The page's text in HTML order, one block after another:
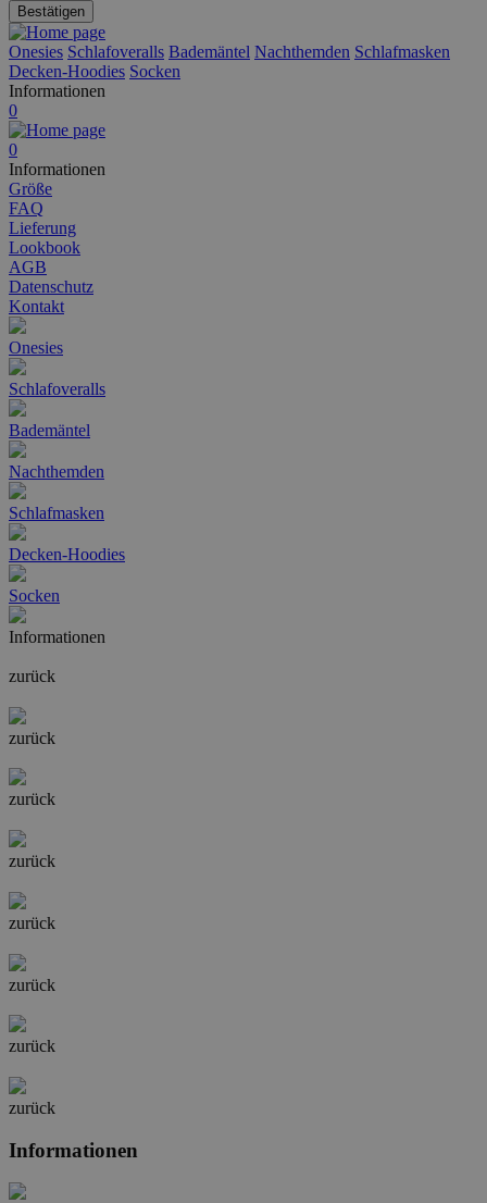
Bestätigen
Onesies Schlafoveralls Bademäntel Nachthemden Schlafmasken
Decken-Hoodies Socken
Informationen
0
0
Informationen
Größe
FAQ
Lieferung
Lookbook
AGB
Datenschutz
Kontakt
Onesies
Schlafoveralls
Bademäntel
Nachthemden
Schlafmasken
Decken-Hoodies
Socken
Informationen
zurück
zurück
zurück
zurück
zurück
zurück
zurück
zurück
Informationen